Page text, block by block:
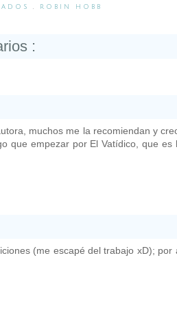
ROBIN HOBB
:
muchos me la recomiendan y
que empezar por El Vatídico, que es
(me escapé del trabajo xD); por